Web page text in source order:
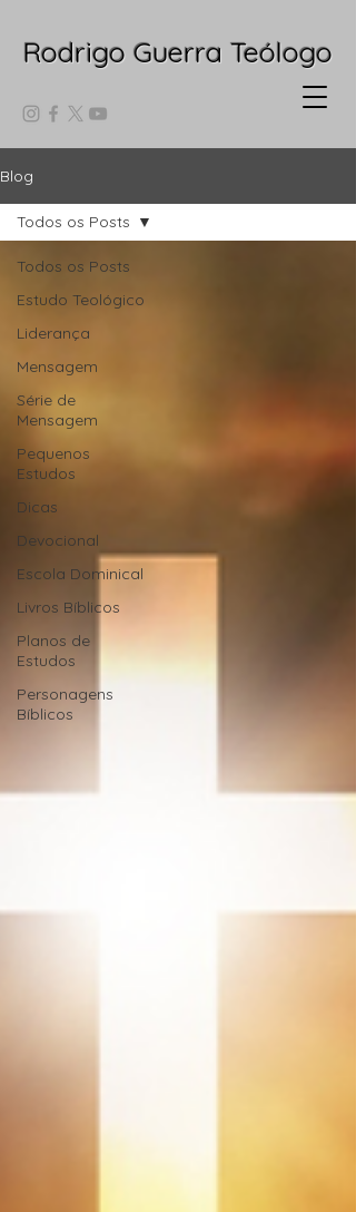
Rodrigo Guerra Teólogo
Blog
Todos os Posts
Estudo Teológico
Liderança
Mensagem
Série de
Mensagem
Pequenos
Estudos
Dicas
Devocional
Escola Dominical
Livros Bíblicos
Planos de
Estudos
Personagens
Bíblicos
Todos os Posts